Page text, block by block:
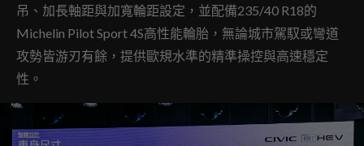
吊、加長軸距與加寬輪距設定，並配備235/40 R18的
Michelin Pilot Sport 4S高性能輪胎，無論城市駕馭或彎道
攻勢皆游刃有餘，提供歐規水準的精準操控與高速穩定
性。